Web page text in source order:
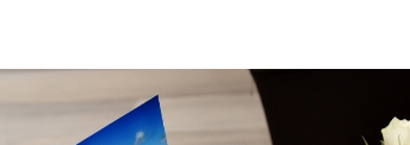
2021 ]
Mediterrane Delikatessen –